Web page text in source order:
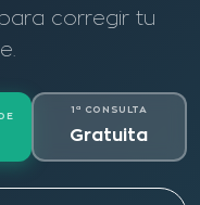
corregir tu
1ª CONSULTA
Gratuita